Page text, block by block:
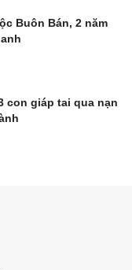
Buôn Bán, 2 năm
con giáp tai qua nạn